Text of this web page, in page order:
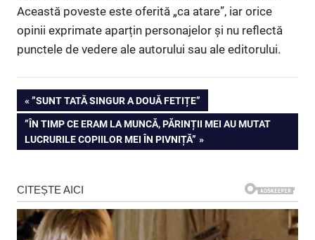
Această poveste este oferită „ca atare”, iar orice
opinii exprimate aparțin personajelor și nu reflectă
punctele de vedere ale autorului sau ale editorului.
Navigare
în
articole
PREVIOUS
POST:
”SUNT TATĂ SINGUR A DOUĂ FETIȚE”
NEXT
POST:
”ÎN TIMP CE ERAM LA MUNCĂ, PĂRINȚII MEI AU MUTAT
LUCRURILE COPIILOR MEI ÎN PIVNIȚĂ”